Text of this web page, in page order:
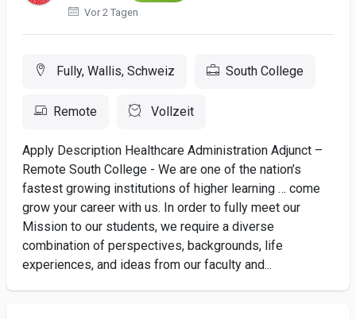
Vor 2 Tagen
Fully, Wallis, Schweiz South College
Remote Vollzeit
Apply Description Healthcare Administration Adjunct –
Remote South College - We are one of the nation’s
fastest growing institutions of higher learning … come
grow your career with us. In order to fully meet our
Mission to our students, we require a diverse
combination of perspectives, backgrounds, life
experiences, and ideas from our faculty and...